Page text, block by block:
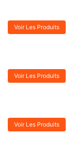
Voir Les Produits
Voir Les Produits
Voir Les Produits